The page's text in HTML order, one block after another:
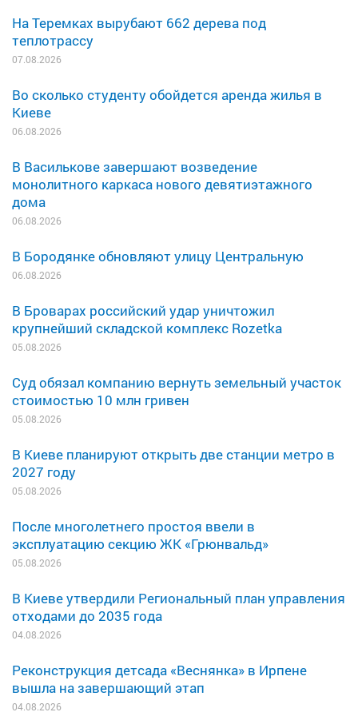
На Теремках вырубают 662 дерева под
теплотрассу
07.08.2026
Во сколько студенту обойдется аренда жилья в
Киеве
06.08.2026
В Василькове завершают возведение
монолитного каркаса нового девятиэтажного
дома
06.08.2026
В Бородянке обновляют улицу Центральную
06.08.2026
В Броварах российский удар уничтожил
крупнейший складской комплекс Rozetka
05.08.2026
Суд обязал компанию вернуть земельный участок
стоимостью 10 млн гривен
05.08.2026
В Киеве планируют открыть две станции метро в
2027 году
05.08.2026
После многолетнего простоя ввели в
эксплуатацию секцию ЖК «Грюнвальд»
05.08.2026
В Киеве утвердили Региональный план управления
отходами до 2035 года
04.08.2026
Реконструкция детсада «Веснянка» в Ирпене
вышла на завершающий этап
04.08.2026